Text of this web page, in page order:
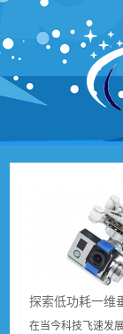
在当今科技飞速发